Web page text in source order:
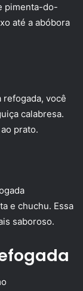
pimenta-do-
até a abóbora
refogada, você
calabresa.
prato.
e chuchu. Essa
saboroso.